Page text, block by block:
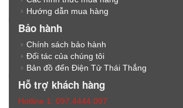
Hướng dẫn mua hàng
Bảo hành
Chính sách bảo hành
Đối tác của chúng tôi
Bản đồ đến Điện Tử Thái Thắng
Hỗ trợ khách hàng
Hotline 1: 097.4444.097